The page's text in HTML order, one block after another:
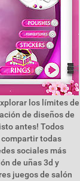
los límites de
de diseños de
antes! Todos
compartir todas
sociales más
de uñas 3d y
juegos de salón